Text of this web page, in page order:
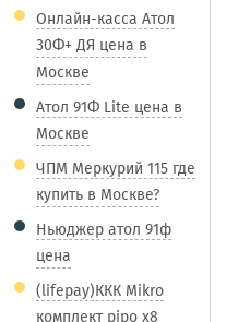
Онлайн-касса Атол
30Ф+ ДЯ цена в
Москве
Атол 91Ф Lite цена в
Москве
ЧПМ Меркурий 115 где
купить в Москве?
Ньюджер атол 91ф
цена
(lifepay)ККК Mikro
комплект pipo x8